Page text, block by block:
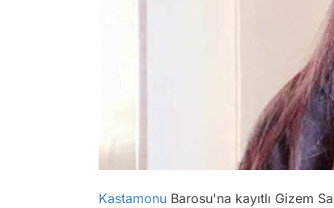
Kastamonu Barosu'na kayıtlı Gizem